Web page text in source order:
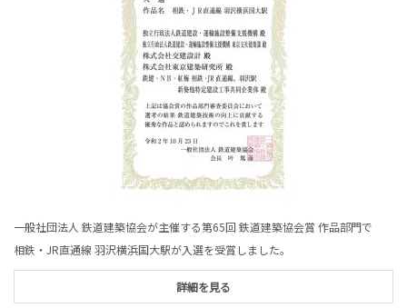
一般社団法人 鉄道建築協会が主催する第65回 鉄道建築協会賞 作品部門で
相鉄・JR直通線 羽沢横浜国大駅が入選を受賞しました。
詳細を見る